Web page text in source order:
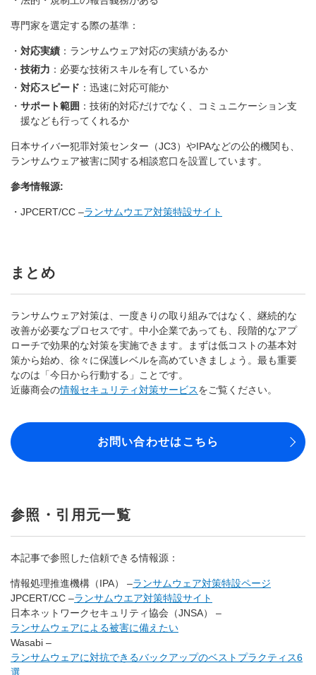
専門家を選定する際の基準：
対応実績 ：ランサムウェア対応の実績があるか
技術力 ：必要な技術スキルを有しているか
対応スピード ：迅速に対応可能か
サポート範囲 ：技術的対応だけでなく、コミュニケーション支
援なども行ってくれるか
日本サイバー犯罪対策センター（JC3）やIPAなどの公的機関も、
ランサムウェア被害に関する相談窓口を設置しています。
参考情報源:
JPCERT/CC –ランサムウエア対策特設サイト
まとめ
ランサムウェア対策は、一度きりの取り組みではなく、継続的な
改善が必要なプロセスです。中小企業であっても、段階的なアプ
ローチで効果的な対策を実施できます。まずは低コストの基本対
策から始め、徐々に保護レベルを高めていきましょう。最も重要
なのは「今日から行動する」ことです。
近藤商会の情報セキュリティ対策サービスをご覧ください。
お問い合わせはこちら
参照・引用元一覧
本記事で参照した信頼できる情報源：
情報処理推進機構（IPA） –ランサムウェア対策特設ページ
JPCERT/CC –ランサムウエア対策特設サイト
日本ネットワークセキュリティ協会（JNSA） –
ランサムウェアによる被害に備えたい
Wasabi –
ランサムウェアに対抗できるバックアップのベストプラクティス6
選